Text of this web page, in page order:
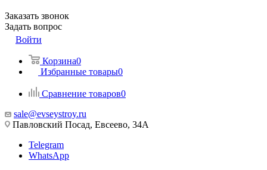
Заказать звонок
Задать вопрос
Войти
Корзина0
Избранные товары0
Сравнение товаров0
sale@evseystroy.ru
Павловский Посад, Евсеево, 34А
Telegram
WhatsApp